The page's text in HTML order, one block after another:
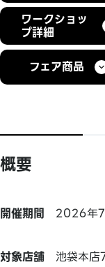
ワークショッ
プ詳細
フェア商品
概要
開催期間 2026年7
対象店舗 池袋本店